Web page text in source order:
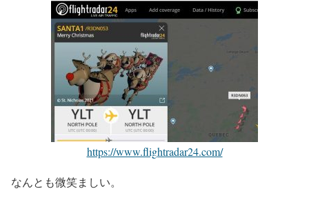
https://www.flightradar24.com/
なんとも微笑ましい。